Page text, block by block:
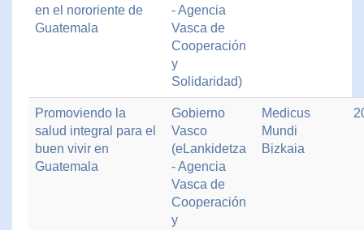
en el nororiente de
Guatemala
- Agencia
Vasca de
Cooperación
y
Solidaridad)
Promoviendo la
salud integral para el
buen vivir en
Guatemala
Gobierno
Vasco
(eLankidetza
- Agencia
Vasca de
Cooperación
y
Medicus
Mundi
Bizkaia